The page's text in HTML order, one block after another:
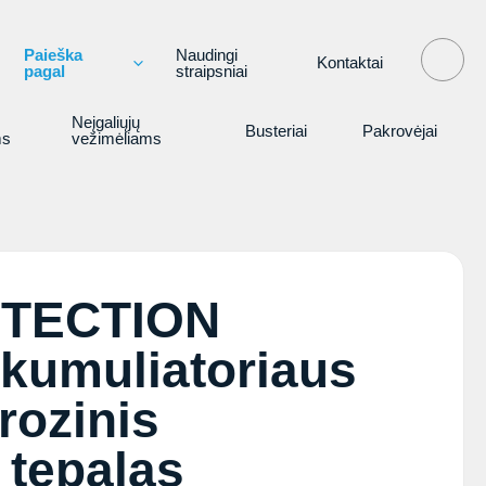
Paieška
pagal
Naudingi
straipsniai
Kontaktai
Neįgaliųjų
vežimėliams
Busteriai Pakrovėjai